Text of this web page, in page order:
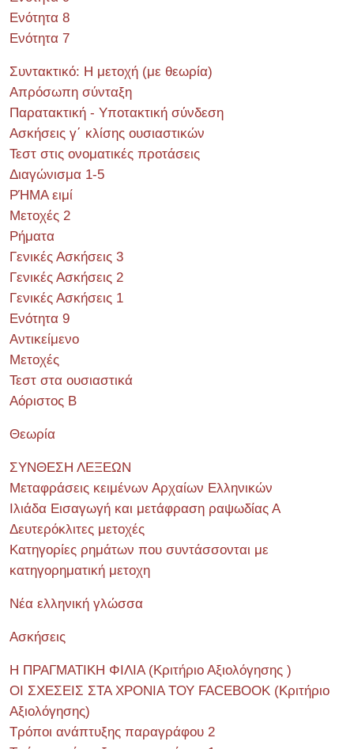
Ενότητα 8
Ενότητα 7
Συντακτικό: Η μετοχή (με θεωρία)
Απρόσωπη σύνταξη
Παρατακτική - Υποτακτική σύνδεση
Ασκήσεις γ΄ κλίσης ουσιαστικών
Τεστ στις ονοματικές προτάσεις
Διαγώνισμα 1-5
ΡΉΜΑ ειμί
Μετοχές 2
Ρήματα
Γενικές Ασκήσεις 3
Γενικές Ασκήσεις 2
Γενικές Ασκήσεις 1
Ενότητα 9
Αντικείμενο
Μετοχές
Τεστ στα ουσιαστικά
Αόριστος Β
Θεωρία
ΣΥΝΘΕΣΗ ΛΕΞΕΩΝ
Μεταφράσεις κειμένων Αρχαίων Ελληνικών
Ιλιάδα Εισαγωγή και μετάφραση ραψωδίας Α
Δευτερόκλιτες μετοχές
Κατηγορίες ρημάτων που συντάσσονται με
κατηγορηματική μετοχη
Νέα ελληνική γλώσσα
Ασκήσεις
Η ΠΡΑΓΜΑΤΙΚΗ ΦΙΛΙΑ (Κριτήριο Αξιολόγησης )
ΟΙ ΣΧΕΣΕΙΣ ΣΤΑ ΧΡΟΝΙΑ ΤΟΥ FACEBOOK (Kριτήριο
Αξιολόγησης)
Τρόποι ανάπτυξης παραγράφου 2